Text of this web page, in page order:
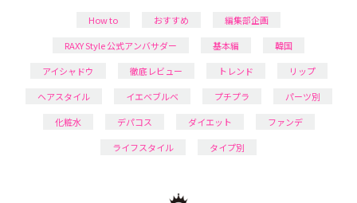
How to おすすめ
編集部企画
RAXY Style 公式アンバサダー
基本編
韓国
アイシャドウ
徹底レビュー トレンド
リップ
ヘアスタイル
イエベブルベ プチプラ
パーツ別
化粧水
デパコス ダイエット
ファンデ
ライフスタイル
タイプ別